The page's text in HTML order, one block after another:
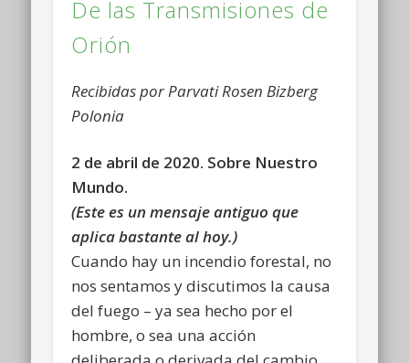
De las Transmisiones de
Orión
Recibidas por Parvati Rosen Bizberg
Polonia
2 de abril de 2020. Sobre Nuestro
Mundo.
(Este es un mensaje antiguo que
aplica bastante al hoy.)
Cuando hay un incendio forestal, no
nos sentamos y discutimos la causa
del fuego – ya sea hecho por el
hombre, o sea una acción